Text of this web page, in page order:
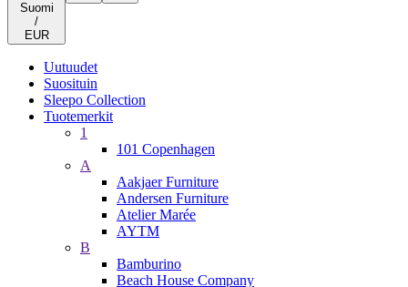
Suomi
/
EUR
Uutuudet
Suosituin
Sleepo Collection
Tuotemerkit
1
101 Copenhagen
A
Aakjaer Furniture
Andersen Furniture
Atelier Marée
AYTM
B
Bamburino
Beach House Company